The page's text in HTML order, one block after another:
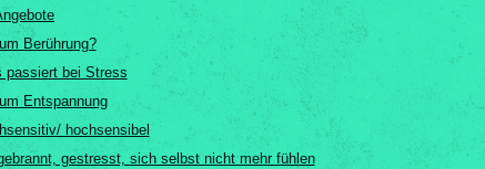
Berührung?
passiert bei Stress
Entspannung
hochsensibel
gestresst, sich selbst nicht mehr fühlen